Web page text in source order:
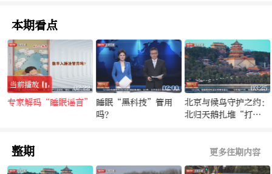
本期看点
02:22
当前播放
专家解码“睡眠谣言”
02:00
睡眠“黑科技”管用
吗？
03:25
北京与候鸟守护之约：
北归天鹅扎堆“打
整期 更多往期内容